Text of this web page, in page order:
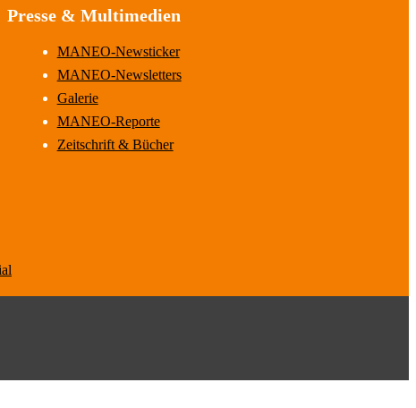
Presse & Multimedien
MANEO-Newsticker
MANEO-Newsletters
Galerie
MANEO-Reporte
Zeitschrift & Bücher